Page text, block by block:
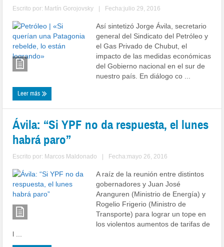
Escrito por: Martín Gorojovsky Fecha:julio 29, 2016
Así sintetizó Jorge Ávila, secretario
general del Sindicato del Petróleo y
el Gas Privado de Chubut, el
impacto de las medidas económicas
del Gobierno nacional en el sur de
nuestro país. En diálogo co ...
Leer más
Ávila: “Si YPF no da respuesta, el lunes
habrá paro”
Escrito por: Marcos Maldonado Fecha:mayo 26, 2016
A raíz de la reunión entre distintos
gobernadores y Juan José
Aranguren (Ministrio de Energía) y
Rogelio Frigerio (Ministro de
Transporte) para lograr un tope en
los violentos aumentos de tarifas de
l ...